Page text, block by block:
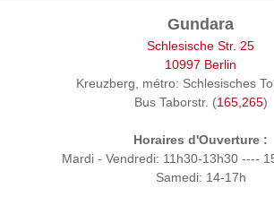
Gundara
Schlesische Str. 25
10997 Berlin
Kreuzberg, métro: Schlesisches
Bus Taborstr. (165,265)
Horaires d'Ouverture :
Mardi - Vendredi: 11h30-13h30 ----
Samedi: 14-17h